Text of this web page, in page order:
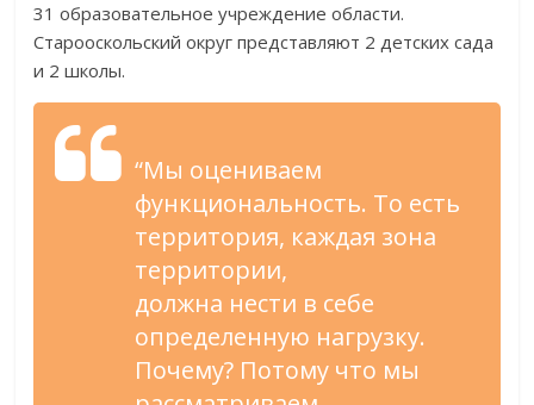
31 образовательное учреждение области.
Старооскольский округ представляют 2 детских сада
и 2 школы.
“Мы оцениваем
функциональность. То есть
территория, каждая зона
территории,
должна нести в себе
определенную нагрузку.
Почему? Потому что мы